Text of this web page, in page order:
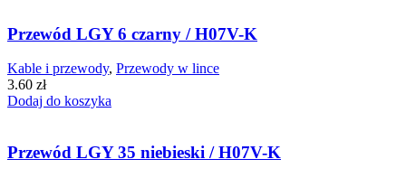
Przewód LGY 6 czarny / H07V-K
Kable i przewody, Przewody w lince
3.60 zł
Dodaj do koszyka
Przewód LGY 35 niebieski / H07V-K